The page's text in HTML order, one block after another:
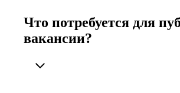
Что потребуется для
вакансии?